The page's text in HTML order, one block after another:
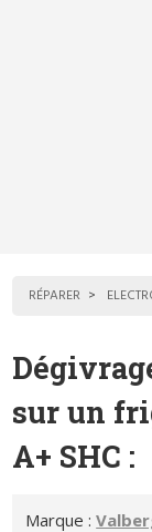
RÉPARER
sur un
A+ SHC :
Marque :